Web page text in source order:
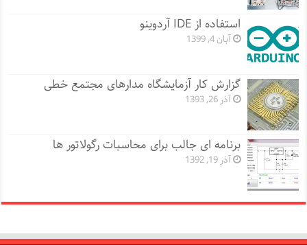
استفاده از IDE آردوینو
آبان 4, 1399
گزارش کار آزمایشگاه مدارهای مجتمع خطی
آذر 26, 1393
برنامه ای جالب برای محاسبات رگولاتور ها
آذر 19, 1392